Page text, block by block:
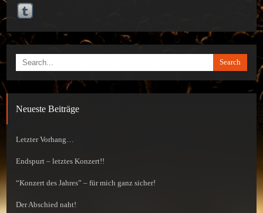
Search
Neueste Beiträge
Letzter Vorhang…
Endspurt – letztes Konzert!!
“Konzert des Jahres” – für mich ganz sicher!
Der Abschied naht!